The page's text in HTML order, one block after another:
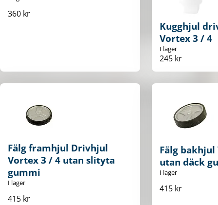
360 kr
Kugghjul
Vortex 3 / 4
I lager
245 kr
Fälg framhjul Drivhjul
Vortex 3 / 4 utan slityta
gummi
I lager
415 kr
Fälg
utan däck
I lager
415 kr